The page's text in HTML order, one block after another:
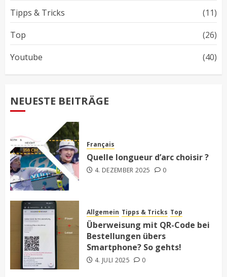
Tipps & Tricks
(11)
Top
(26)
Youtube
(40)
NEUESTE BEITRÄGE
Français
Quelle longueur d’arc choisir ?
4. DEZEMBER 2025 0
Allgemein Tipps & Tricks Top
Überweisung mit QR-Code bei
Bestellungen übers
Smartphone? So gehts!
4. JULI 2025 0